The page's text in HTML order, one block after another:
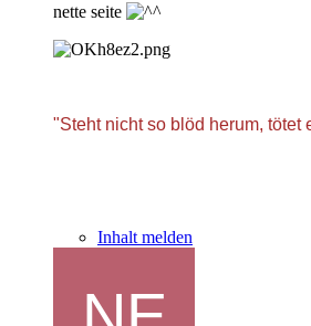
nette seite
"Steht nicht so blöd herum, tötet
Inhalt melden